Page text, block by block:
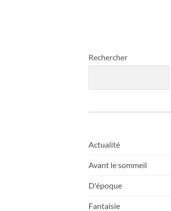
Rechercher
Actualité
Avant le sommeil
D'époque
Fantaisie